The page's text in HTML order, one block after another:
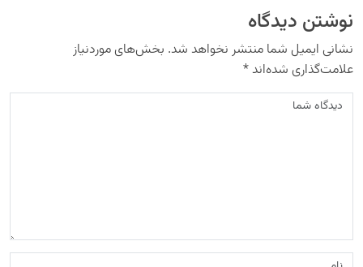
نوشتن دیدگاه
نشانی ایمیل شما منتشر نخواهد شد. بخش‌های موردنیاز
علامت‌گذاری شده‌اند*